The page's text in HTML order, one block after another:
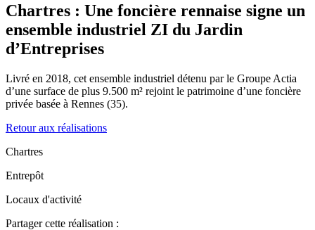
Chartres : Une foncière rennaise signe un
ensemble industriel ZI du Jardin
d’Entreprises
Livré en 2018, cet ensemble industriel détenu par le Groupe Actia
d’une surface de plus 9.500 m² rejoint le patrimoine d’une foncière
privée basée à Rennes (35).
Retour aux réalisations
Chartres
Entrepôt
Locaux d'activité
Partager cette réalisation :